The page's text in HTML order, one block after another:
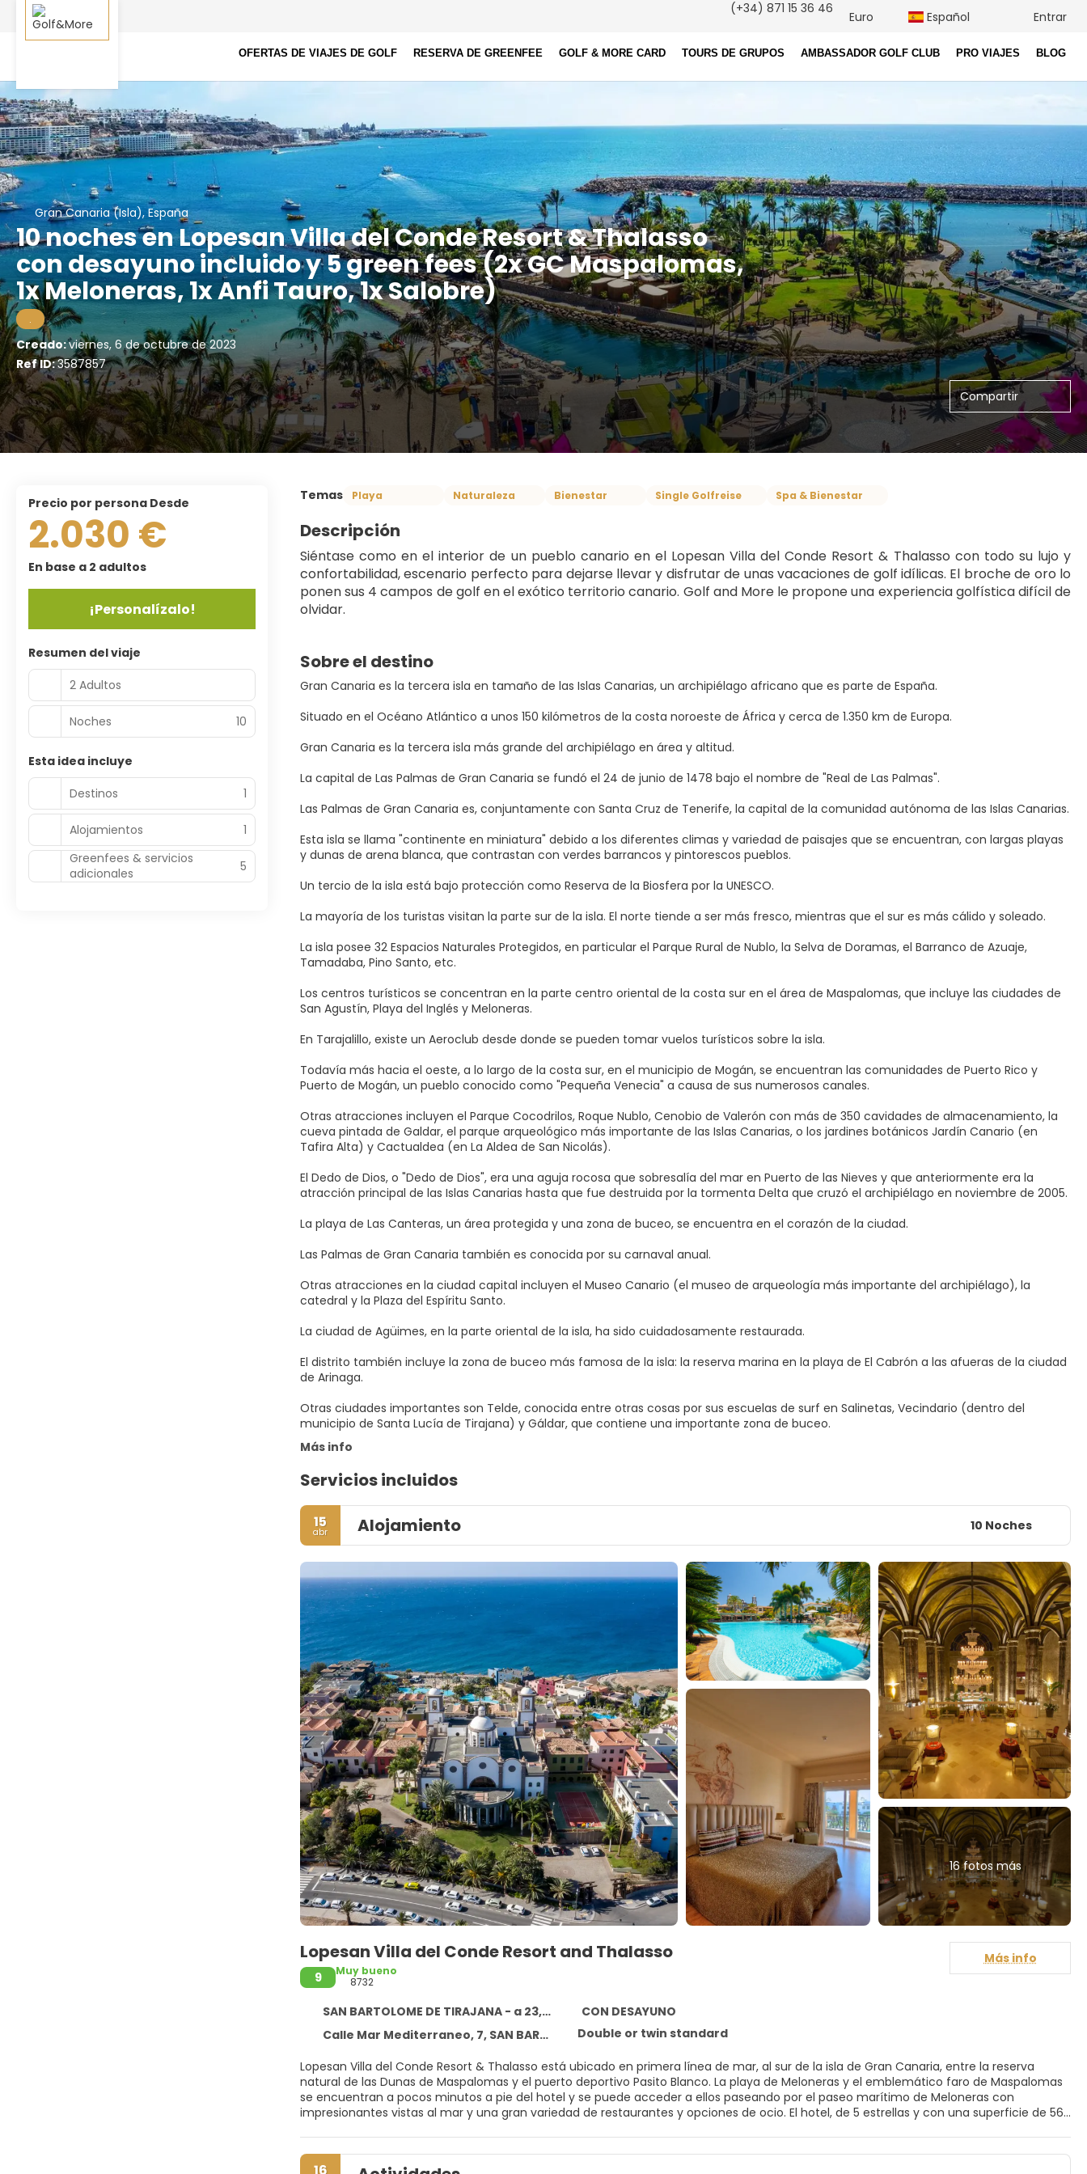
OFERTAS DE VIAJES DE GOLF RESERVA DE GREENFEE GOLF & MORE CARD TOURS DE GRUPOS AMBASSADOR GOLF CLUB PRO VIAJES BLOG
(+34) 871 15 36 46
Euro Español Entrar
Gran Canaria (Isla), España
10 noches en Lopesan Villa del Conde Resort & Thalasso
con desayuno incluido y 5 green fees (2x GC Maspalomas,
1x Meloneras, 1x Anfi Tauro, 1x Salobre)
.
Creado:viernes, 6 de octubre de 2023
Ref ID:3587857
Compartir
Temas Playa Naturaleza Bienestar Single Golfreise Spa & Bienestar
Descripción
Siéntase como en el interior de un pueblo canario en el Lopesan Villa del Conde Resort & Thalasso con todo su lujo y
confortabilidad, escenario perfecto para dejarse llevar y disfrutar de unas vacaciones de golf idílicas. El broche de oro lo
ponen sus 4 campos de golf en el exótico territorio canario. Golf and More le propone una experiencia golfística difícil de
olvidar.
Sobre el destino
Gran Canaria es la tercera isla en tamaño de las Islas Canarias, un archipiélago africano que es parte de España.
Situado en el Océano Atlántico a unos 150 kilómetros de la costa noroeste de África y cerca de 1.350 km de Europa.
Gran Canaria es la tercera isla más grande del archipiélago en área y altitud.
La capital de Las Palmas de Gran Canaria se fundó el 24 de junio de 1478 bajo el nombre de "Real de Las Palmas".
Las Palmas de Gran Canaria es, conjuntamente con Santa Cruz de Tenerife, la capital de la comunidad autónoma de las Islas Canarias.
Esta isla se llama "continente en miniatura" debido a los diferentes climas y variedad de paisajes que se encuentran, con largas playas
y dunas de arena blanca, que contrastan con verdes barrancos y pintorescos pueblos.
Un tercio de la isla está bajo protección como Reserva de la Biosfera por la UNESCO.
La mayoría de los turistas visitan la parte sur de la isla. El norte tiende a ser más fresco, mientras que el sur es más cálido y soleado.
La isla posee 32 Espacios Naturales Protegidos, en particular el Parque Rural de Nublo, la Selva de Doramas, el Barranco de Azuaje,
Tamadaba, Pino Santo, etc.
Los centros turísticos se concentran en la parte centro oriental de la costa sur en el área de Maspalomas, que incluye las ciudades de
San Agustín, Playa del Inglés y Meloneras.
En Tarajalillo, existe un Aeroclub desde donde se pueden tomar vuelos turísticos sobre la isla.
Todavía más hacia el oeste, a lo largo de la costa sur, en el municipio de Mogán, se encuentran las comunidades de Puerto Rico y
Puerto de Mogán, un pueblo conocido como "Pequeña Venecia" a causa de sus numerosos canales.
Otras atracciones incluyen el Parque Cocodrilos, Roque Nublo, Cenobio de Valerón con más de 350 cavidades de almacenamiento, la
cueva pintada de Galdar, el parque arqueológico más importante de las Islas Canarias, o los jardines botánicos Jardín Canario (en
Tafira Alta) y Cactualdea (en La Aldea de San Nicolás).
El Dedo de Dios, o "Dedo de Dios", era una aguja rocosa que sobresalía del mar en Puerto de las Nieves y que anteriormente era la
atracción principal de las Islas Canarias hasta que fue destruida por la tormenta Delta que cruzó el archipiélago en noviembre de 2005.
La playa de Las Canteras, un área protegida y una zona de buceo, se encuentra en el corazón de la ciudad.
Las Palmas de Gran Canaria también es conocida por su carnaval anual.
Otras atracciones en la ciudad capital incluyen el Museo Canario (el museo de arqueología más importante del archipiélago), la
catedral y la Plaza del Espíritu Santo.
La ciudad de Agüimes, en la parte oriental de la isla, ha sido cuidadosamente restaurada.
El distrito también incluye la zona de buceo más famosa de la isla: la reserva marina en la playa de El Cabrón a las afueras de la ciudad
de Arinaga.
Otras ciudades importantes son Telde, conocida entre otras cosas por sus escuelas de surf en Salinetas, Vecindario (dentro del
municipio de Santa Lucía de Tirajana) y Gáldar, que contiene una importante zona de buceo.
Más info
Servicios incluidos
15
abr Alojamiento 10 Noches
16 fotos más
Lopesan Villa del Conde Resort and Thalasso
9
Muy bueno
8732
SAN BARTOLOME DE TIRAJANA - a 23,2 km del centro
CON DESAYUNO
Calle Mar Mediterraneo, 7, SAN BARTOLOME DE TIRAJANA 35100
Double or twin standard
Lopesan Villa del Conde Resort & Thalasso está ubicado en primera línea de mar, al sur de la isla de Gran Canaria, entre la reserva
natural de las Dunas de Maspalomas y el puerto deportivo Pasito Blanco. La playa de Meloneras y el emblemático faro de Maspalomas
se encuentran a pocos minutos a pie del hotel y se puede acceder a ellos paseando por el paseo marítimo de Meloneras con
impresionantes vistas al mar y una gran variedad de restaurantes y opciones de ocio. El hotel, de 5 estrellas y con una superficie de 56.
disfrutar del placer de la gastronomía con Lopesan Gastro Experience, un sorprendente viaje culinario que te permitirá descubrir una
Más info
16
precio por persona Desde
2.030 €
En base a 2 adultos
¡Personalízalo!
Resumen del viaje
2 Adultos
Noches 10
Esta idea incluye
Destinos
1
Alojamientos
1
Greenfees & servicios
adicionales
5